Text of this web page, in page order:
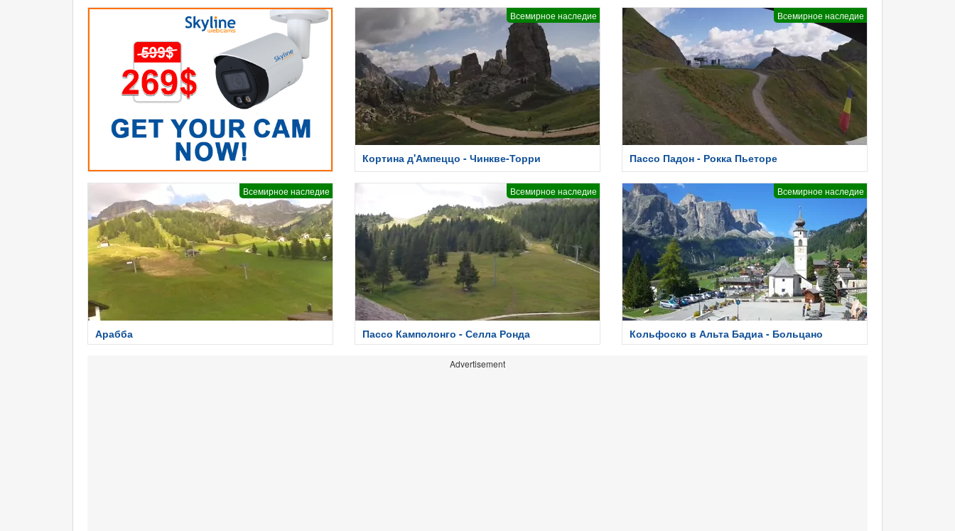
Всемирное наследие
Кортина д'Ампеццо - Чинкве-Торри
Всемирное наследие
Пассо Падон - Рокка Пьеторе
Всемирное наследие
Арабба
Всемирное наследие
Пассо Камполонго - Селла Ронда
Всемирное наследие
Кольфоско в Альта Бадиа - Больцано
Advertisement